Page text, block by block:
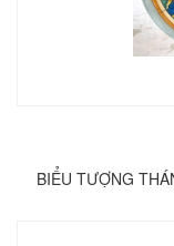
BIỂU TƯỢNG